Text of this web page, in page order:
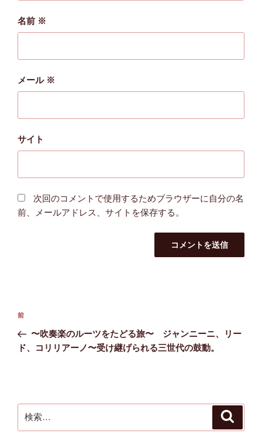
名前 ※
メール ※
サイト
次回のコメントで使用するためブラウザーに自分の名
前、メールアドレス、サイトを保存する。
投
ナ
シ
ョ
前
の
投
前
〜吹奏楽のルーツをたどる旅〜 ジャンニーニ、リー
ド、コリリアーノ〜受け継げられる三世代の鼓動。
索: